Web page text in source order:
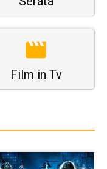
Film in Tv